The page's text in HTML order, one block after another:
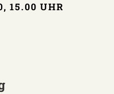
15.00 UHR